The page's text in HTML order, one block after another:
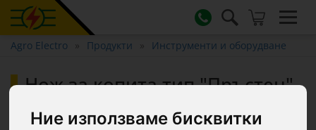
Ние използваме бисквитки
Agro Electro Продукти Инструменти и оборудване
Нож за копита тип "Пръстен",